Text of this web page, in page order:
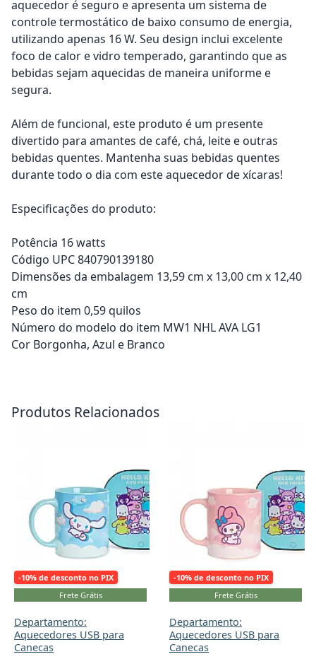
aquecedor é seguro e apresenta um sistema de
controle termostático de baixo consumo de energia,
utilizando apenas 16 W. Seu design inclui excelente
foco de calor e vidro temperado, garantindo que as
bebidas sejam aquecidas de maneira uniforme e
segura.
Além de funcional, este produto é um presente
divertido para amantes de café, chá, leite e outras
bebidas quentes. Mantenha suas bebidas quentes
durante todo o dia com este aquecedor de xícaras!
Especificações do produto:
Potência 16 watts
Código UPC 840790139180
Dimensões da embalagem 13,59 cm x 13,00 cm x 12,40
cm
Peso do item 0,59 quilos
Número do modelo do item MW1 NHL AVA LG1
Cor Borgonha, Azul e Branco
Produtos Relacionados
-10% de desconto no PIX
Frete Grátis
Departamento:
Aquecedores USB para
Canecas
Adicionar ao carrinho
-10% de desconto no PIX
Frete Grátis
Departamento:
Aquecedores USB para
Canecas